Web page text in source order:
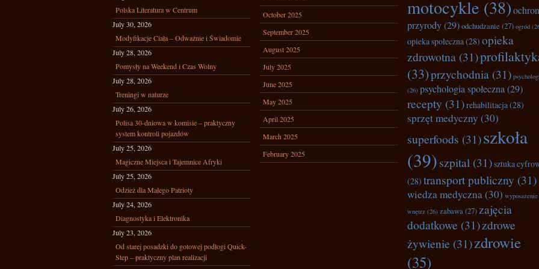
Polska Literatura w Centrum
July 30, 2026
Modyfikacje Ciała – Odważnie i Świadomie
July 28, 2026
Pomysły na Weekend i Czas Wolny
July 28, 2026
Treningi w naturze
July 26, 2026
Polisa 30-dniowa w komisie – praktyczny
system kontroli pojazdów
July 25, 2026
Magiczne Miejsca i Tajemnice Afryki
July 25, 2026
Odzież dla Małego Patrioty
July 24, 2026
Diagnostyka i Elektronika
July 23, 2026
Od starej posadzki do gotowej podłogi Quick-
Step – praktyczny plan realizacji
October 2025
September 2025
August 2025
July 2025
June 2025
May 2025
April 2025
March 2025
February 2025
motocykle (38)
przyrody(29)odchudzanie (27) ogród
opieka społeczna(28) opieka
zdrowotna (31)
(33)przychodnia (31)
(26) psychologia społeczna(29)
recepty (31)rehabilitacja(28)
sprzęt medyczny (30)
superfoods (31)szkoła
(39)szpital (31)sztuka
(28) transport publiczny (31)
wiedza medyczna(30) wyposażenie
wnętrz (26) zabawa(27) zajęcia
dodatkowe (31)zdrowe
żywienie (31)zdrowie
(35)